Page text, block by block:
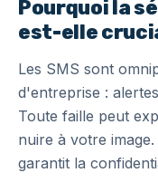
Pourquoi la
est-elle
Les SMS sont
d'entreprise :
Toute faille peut
nuire à votre
garantit la